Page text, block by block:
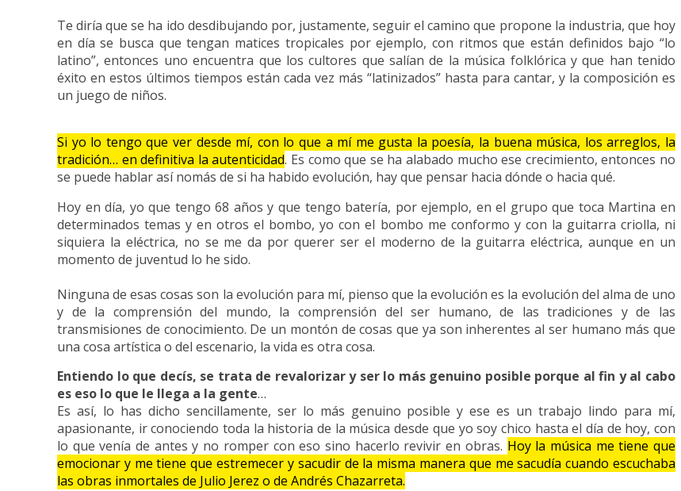
Te diría que se ha ido desdibujando por, justamente, seguir el camino que propone la industria, que hoy
en día se busca que tengan matices tropicales por ejemplo, con ritmos que están definidos bajo “lo
latino”, entonces uno encuentra que los cultores que salían de la música folklórica y que han tenido
éxito en estos últimos tiempos están cada vez más “latinizados” hasta para cantar, y la composición es
un juego de niños.
Si yo lo tengo que ver desde mí, con lo que a mí me gusta la poesía, la buena música, los arreglos, la
tradición… en definitiva la autenticidad. Es como que se ha alabado mucho ese crecimiento, entonces no
se puede hablar así nomás de si ha habido evolución, hay que pensar hacia dónde o hacia qué.
Hoy en día, yo que tengo 68 años y que tengo batería, por ejemplo, en el grupo que toca Martina en
determinados temas y en otros el bombo, yo con el bombo me conformo y con la guitarra criolla, ni
siquiera la eléctrica, no se me da por querer ser el moderno de la guitarra eléctrica, aunque en un
momento de juventud lo he sido.
Ninguna de esas cosas son la evolución para mí, pienso que la evolución es la evolución del alma de uno
y de la comprensión del mundo, la comprensión del ser humano, de las tradiciones y de las
transmisiones de conocimiento. De un montón de cosas que ya son inherentes al ser humano más que
una cosa artística o del escenario, la vida es otra cosa.
Entiendo lo que decís, se trata de revalorizar y ser lo más genuino posible porque al fin y al cabo
es eso lo que le llega a la gente…
Es así, lo has dicho sencillamente, ser lo más genuino posible y ese es un trabajo lindo para mí,
apasionante, ir conociendo toda la historia de la música desde que yo soy chico hasta el día de hoy, con
lo que venía de antes y no romper con eso sino hacerlo revivir en obras. Hoy la música me tiene que
emocionar y me tiene que estremecer y sacudir de la misma manera que me sacudía cuando escuchaba
las obras inmortales de Julio Jerez o de Andrés Chazarreta.